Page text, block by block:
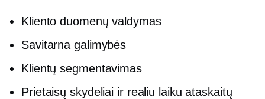
Kliento duomenų valdymas
Savitarna galimybės
Klientų segmentavimas
Prietaisų skydeliai ir realiu laiku ataskaitų